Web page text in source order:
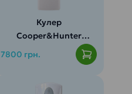
Кулер
Cooper&Hunter
7800 грн.